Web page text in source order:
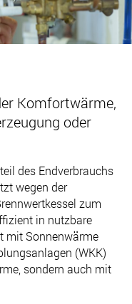
Komfortwärme,
oder
des Endverbrauchs
wegen der
zum
in nutzbare
mit Sonnenwärme
(WKK)
sondern auch mit